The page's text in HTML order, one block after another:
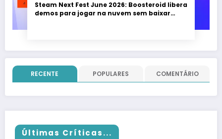
Steam Next Fest June 2026: Boosteroid libera
demos para jogar na nuvem sem baixar
RECENTE POPULARES COMENTÁRIO
Últimas Críticas...